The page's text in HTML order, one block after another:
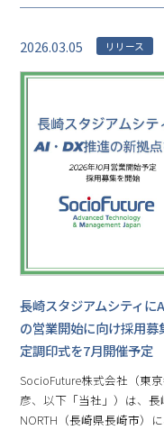
2026.03.05 リリース
長崎スタジアムシティ
の営業開始に向け採用
定調印式を7月開催予定
SocioFuture株式会社（東
彦、以下「当社」）は、長
NORTH（長崎県長崎市）